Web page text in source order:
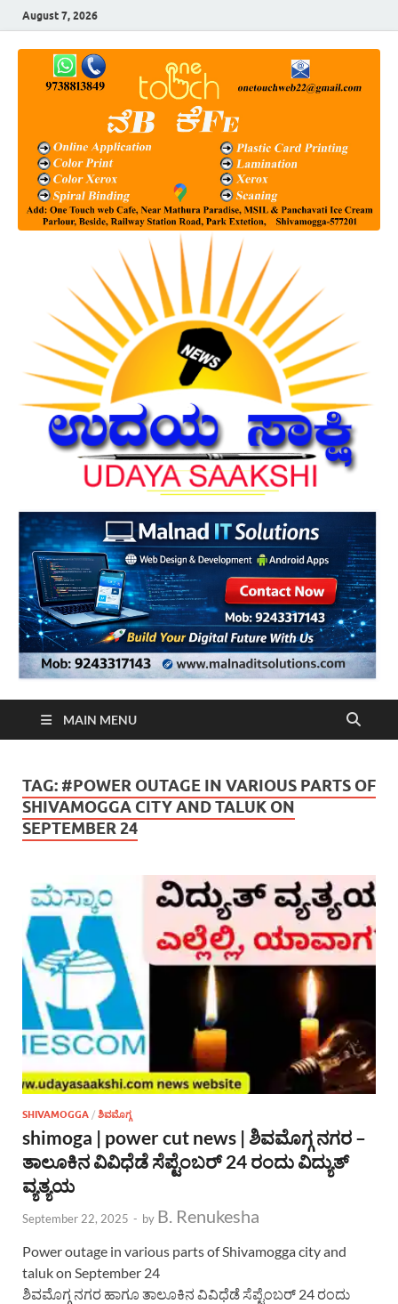
August 7, 2026
MAIN MENU
TAG: #POWER OUTAGE IN VARIOUS PARTS OF
SHIVAMOGGA CITY AND TALUK ON
SEPTEMBER 24
SHIVAMOGGA / ಶಿವಮೊಗ್ಗ
shimoga | power cut news | ಶಿವಮೊಗ್ಗ ನಗರ –
ತಾಲೂಕಿನ ವಿವಿಧೆಡೆ ಸೆಪ್ಟೆಂಬರ್ 24 ರಂದು ವಿದ್ಯುತ್
ವ್ಯತ್ಯಯ
September 22, 2025 - by B. Renukesha
Power outage in various parts of Shivamogga city and
taluk on September 24
ಶಿವಮೊಗ್ಗ ನಗರ ಹಾಗೂ ತಾಲೂಕಿನ ವಿವಿಧೆಡೆ ಸೆಪ್ಟೆಂಬರ್ 24 ರಂದು